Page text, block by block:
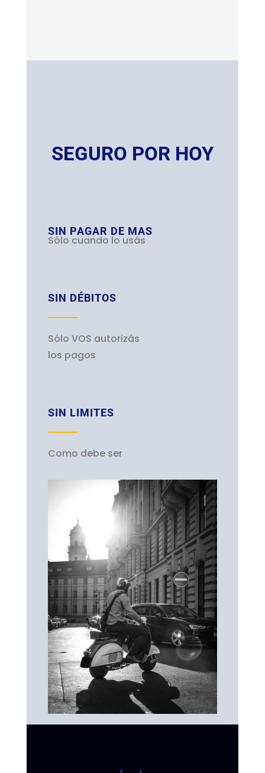
SEGURO POR HOY
SIN PAGAR DE MAS
Sólo cuando lo usás
SIN DÉBITOS
Sólo VOS autorizás
los pagos
SIN LIMITES
Como debe ser